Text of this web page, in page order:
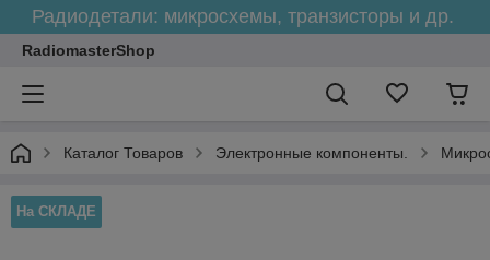
Радиодетали: микросхемы, транзисторы и др.
RadiomasterShop
Каталог Товаров Электронные компоненты.
На СКЛАДЕ